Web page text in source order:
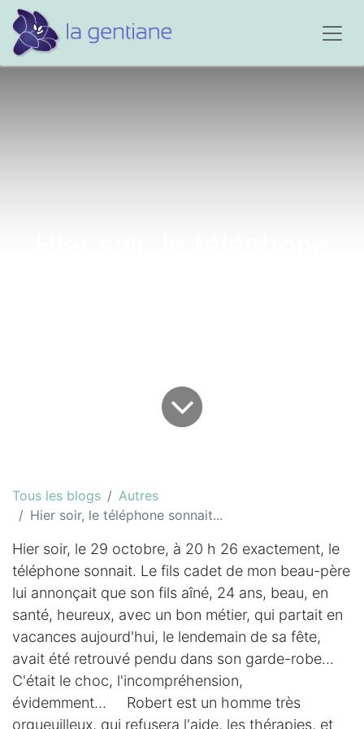
Tous les blogs
Autres
Hier soir, le téléphone sonnait...
Hier soir, le 29 octobre, à 20 h 26 exactement, le
téléphone sonnait. Le fils cadet de mon beau-père
lui annonçait que son fils aîné, 24 ans, beau, en
santé, heureux, avec un bon métier, qui partait en
vacances aujourd'hui, le lendemain de sa fête,
avait été retrouvé pendu dans son garde-robe...
C'était le choc, l'incompréhension,
évidemment... Robert est un homme très
orgueuilleux, qui refusera l'aide, les thérapies, et